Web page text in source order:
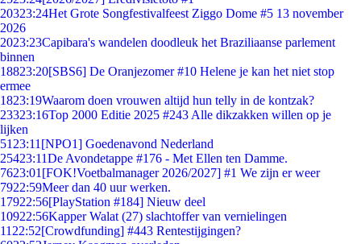
20323:24Het Grote Songfestivalfeest Ziggo Dome #5 13 november
2026
2023:23Capibara's wandelen doodleuk het Braziliaanse parlement
binnen
18823:20[SBS6] De Oranjezomer #10 Helene je kan het niet stop
ermee
1823:19Waarom doen vrouwen altijd hun telly in de kontzak?
23323:16Top 2000 Editie 2025 #243 Alle dikzakken willen op je
lijken
51 23:11 [NPO1] Goedenavond Nederland
25423:11De Avondetappe #176 - Met Ellen ten Damme.
7623:01 [FOK!Voetbalmanager 2026/2027] #1 We zijn er weer
7922:59Meer dan 40 uur werken.
17922:56[PlayStation #184] Nieuw deel
10922:56Kapper Walat (27) slachtoffer van vernielingen
11 22:52[Crowdfunding] #443 Rentestijgingen?